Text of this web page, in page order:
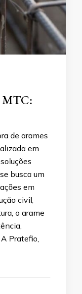
MTC:
de arames
em
busca um
em
civil,
o arame
Pratefio,